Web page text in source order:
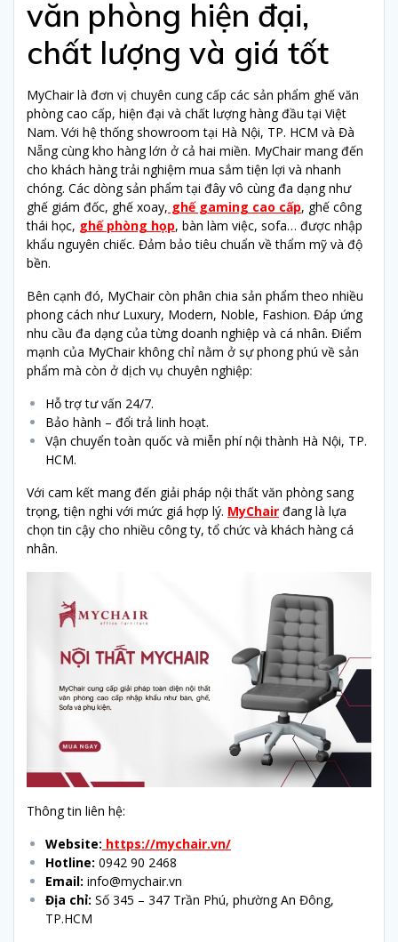
văn phòng hiện đại,
chất lượng và giá tốt
MyChair là đơn vị chuyên cung cấp các sản phẩm ghế văn
phòng cao cấp, hiện đại và chất lượng hàng đầu tại Việt
Nam. Với hệ thống showroom tại Hà Nội, TP. HCM và Đà
Nẵng cùng kho hàng lớn ở cả hai miền. MyChair mang đến
cho khách hàng trải nghiệm mua sắm tiện lợi và nhanh
chóng. Các dòng sản phẩm tại đây vô cùng đa dạng như
ghế giám đốc, ghế xoay, ghế gaming cao cấp, ghế công
thái học, ghế phòng họp, bàn làm việc, sofa… được nhập
khẩu nguyên chiếc. Đảm bảo tiêu chuẩn về thẩm mỹ và độ
bền.
Bên cạnh đó, MyChair còn phân chia sản phẩm theo nhiều
phong cách như Luxury, Modern, Noble, Fashion. Đáp ứng
nhu cầu đa dạng của từng doanh nghiệp và cá nhân. Điểm
mạnh của MyChair không chỉ nằm ở sự phong phú về sản
phẩm mà còn ở dịch vụ chuyên nghiệp:
Hỗ trợ tư vấn 24/7.
Bảo hành – đổi trả linh hoạt.
Vận chuyển toàn quốc và miễn phí nội thành Hà Nội, TP.
HCM.
Với cam kết mang đến giải pháp nội thất văn phòng sang
trọng, tiện nghi với mức giá hợp lý. MyChair đang là lựa
chọn tin cậy cho nhiều công ty, tổ chức và khách hàng cá
nhân.
Thông tin liên hệ:
Website: https://mychair.vn/
Hotline: 0942 90 2468
Email: info@mychair.vn
Địa chỉ: Số 345 – 347 Trần Phú, phường An Đông,
TP.HCM